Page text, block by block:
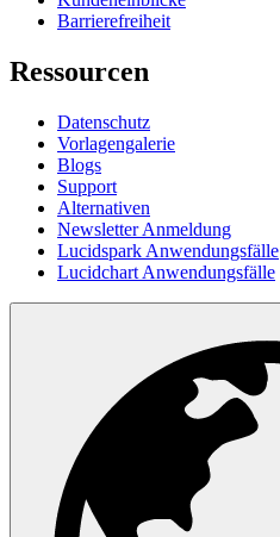
Barrierefreiheit
Ressourcen
Datenschutz
Vorlagengalerie
Blogs
Support
Alternativen
Newsletter Anmeldung
Lucidspark Anwendungsfälle
Lucidchart Anwendungsfälle